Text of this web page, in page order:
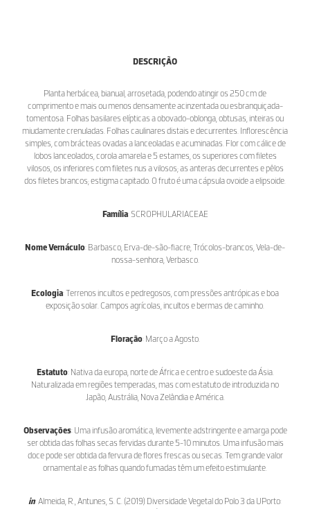
DESCRIÇÃO
Planta herbácea, bianual, arrosetada, podendo atingir os 250 cm de
comprimento e mais ou menos densamente acinzentada ou esbranquiçada-
tomentosa. Folhas basilares elípticas a obovado-oblonga, obtusas, inteiras ou
miudamente crenuladas. Folhas caulinares distais e decurrentes. Inflorescência
simples, com brácteas ovadas a lanceoladas e acuminadas. Flor com cálice de
lobos lanceolados, corola amarela e 5 estames, os superiores com filetes
vilosos, os inferiores com filetes nus a vilosos; as anteras decurrentes e pêlos
dos filetes brancos; estigma capitado. O fruto é uma cápsula ovoide a elipsoide.
Família: SCROPHULARIACEAE
Nome Vernáculo: Barbasco, Erva-de-são-fiacre, Trócolos-brancos, Vela-de-
nossa-senhora, Verbasco.
Ecologia: Terrenos incultos e pedregosos, com pressões antrópicas e boa
exposição solar. Campos agrícolas, incultos e bermas de caminho.
Floração: Março a Agosto.
Estatuto: Nativa da europa, norte de África e centro e sudoeste da Ásia.
Naturalizada em regiões temperadas, mas com estatuto de introduzida no
Japão, Austrália, Nova Zelândia e América.
Observações: Uma infusão aromática, levemente adstringente e amarga pode
ser obtida das folhas secas fervidas durante 5-10 minutos. Uma infusão mais
doce pode ser obtida da fervura de flores frescas ou secas. Tem grande valor
ornamental e as folhas quando fumadas têm um efeito estimulante.
in: Almeida, R., Antunes, S. C. (2019) Diversidade Vegetal do Polo 3 da UPorto: